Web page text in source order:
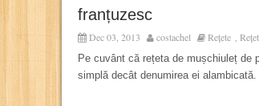
franțuzesc
Dec 03, 2013 costachel Rețete ,
Pe cuvânt că rețeta de mușchiuleț de
simplă decât denumirea ei